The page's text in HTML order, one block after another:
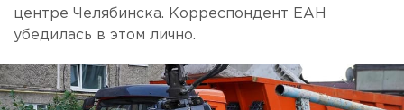
центре Челябинска. Корреспондент ЕАН
убедилась в этом лично.